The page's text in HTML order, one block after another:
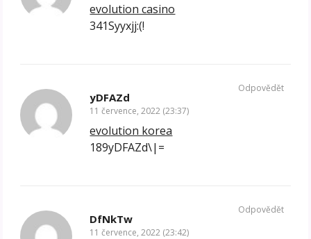
evolution casino
341Syyxjj:(!
yDFAZd
11 července, 2022 (23:37)
evolution korea
189yDFAZd\|=
Odpovědět
DfNkTw
11 července, 2022 (23:42)
Odpovědět